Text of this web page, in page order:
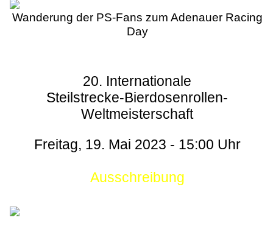
Wanderung der PS-Fans zum Adenauer Racing
Day
20. Internationale
Steilstrecke-Bierdosenrollen-
Weltmeisterschaft
Freitag, 19. Mai 2023 - 15:00 Uhr
Ausschreibung